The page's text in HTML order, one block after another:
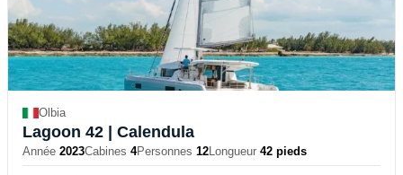
Olbia
Lagoon 42 | Calendula
Année 2023Cabines 4Personnes 12Longueur 42 pieds